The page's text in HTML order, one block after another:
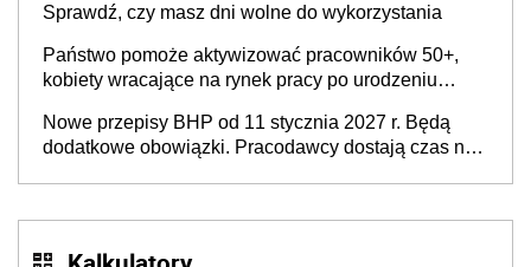
Sprawdź, czy masz dni wolne do wykorzystania
Państwo pomoże aktywizować pracowników 50+,
kobiety wracające na rynek pracy po urodzeniu
neuroatypowe. Powstanie Fundusz na rzecz
Inkluzywności w Zatrudnianiu?
Nowe przepisy BHP od 11 stycznia 2027 r. Będą
dodatkowe obowiązki. Pracodawcy dostają czas na